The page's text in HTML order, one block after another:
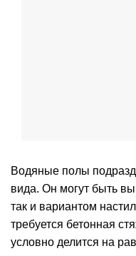
Водяные полы
вида. Он могут быть
так и вариантом
требуется бетонная
условно делится на